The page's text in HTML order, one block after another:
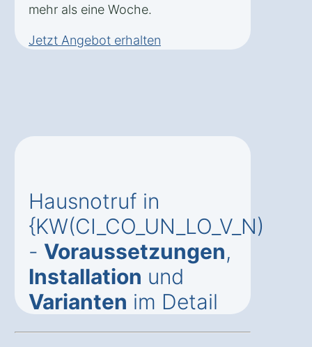
mehr als eine Woche.
Jetzt Angebot erhalten
Hausnotruf in
{KW(CI_CO_UN_LO_V_N)
- Voraussetzungen,
Installation und
Varianten im Detail